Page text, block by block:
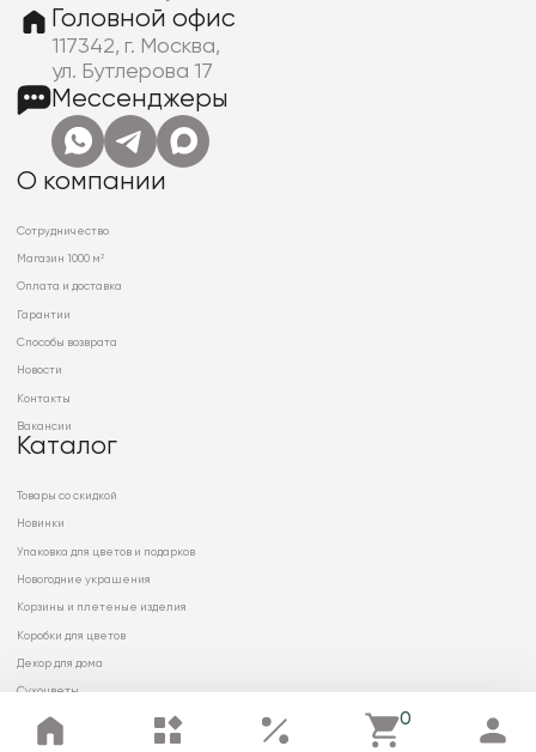
0
Головной офис
117342, г. Москва,
ул. Бутлерова 17
Мессенджеры
О компании
Сотрудничество
Магазин 1000 м²
Оплата и доставка
Гарантии
Способы возврата
Новости
Контакты
Вакансии
Каталог
Товары со скидкой
Новинки
Упаковка для цветов и подарков
Новогодние украшения
Корзины и плетеные изделия
Коробки для цветов
Декор для дома
Сухоцветы